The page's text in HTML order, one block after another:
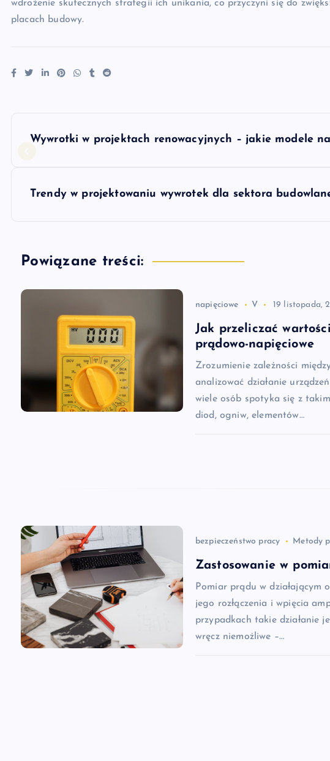
wdrożenie skutecznych strategii ich unikania, co przyczyni się do
placach budowy.
N
g
a
a
s
u
Wywrotki w projektach renowacyjnych – jakie modele
Trendy w projektowaniu wywrotek dla sektora
Powiązane treści:
napięciowe V 19 listopada,
Jak przeliczać
prądowo-napięciowe
Zrozumienie zależności
analizować działanie
wiele osób spotyka się z
diod, ogniw, elementów…
bezpieczeństwo pracy Metody
Zastosowanie w
Pomiar prądu w działającym
jego rozłączenia i wpięcia
przypadkach takie działanie
wręcz niemożliwe –…